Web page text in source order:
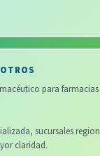
para
sucursales
claridad.